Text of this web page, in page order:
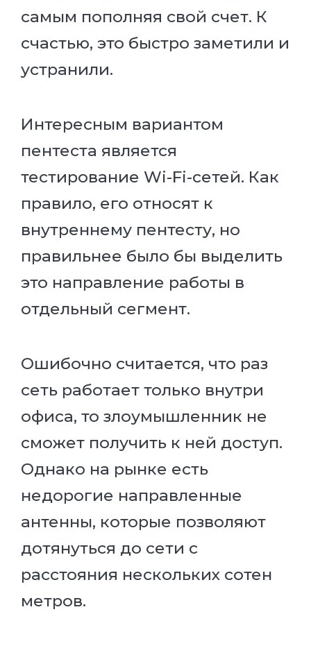
самым пополняя свой счет. К
счастью, это быстро заметили и
устранили.
Интересным вариантом
пентеста является
тестирование Wi-Fi-сетей. Как
правило, его относят к
внутреннему пентесту, но
правильнее было бы выделить
это направление работы в
отдельный сегмент.
Ошибочно считается, что раз
сеть работает только внутри
офиса, то злоумышленник не
сможет получить к ней доступ.
Однако на рынке есть
недорогие направленные
антенны, которые позволяют
дотянуться до сети с
расстояния нескольких сотен
метров.